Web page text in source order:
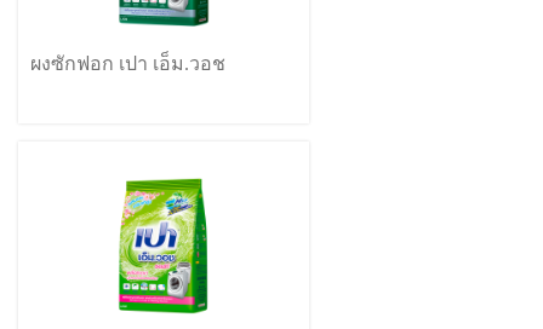
ผงซักฟอก เปา เอ็ม.วอช